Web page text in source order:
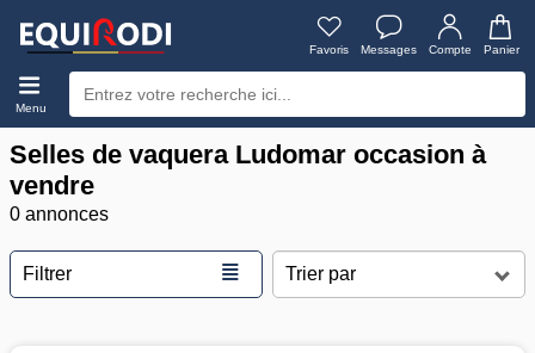
Favoris Messages Compte Panier
Menu
Selles de vaquera Ludomar occasion à
vendre
0 annonces
Filtrer ≣